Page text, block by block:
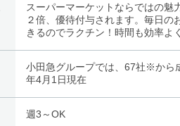
スーパーマーケットならではの魅
２倍、優待付与されます。毎日
きるのでラクチン！時間も効率よ
小田急グループでは、67社※から
年4月1日現在
週3～OK